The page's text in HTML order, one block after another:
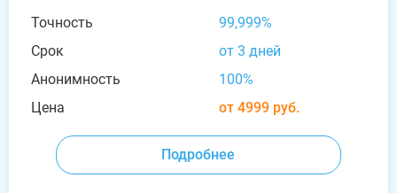
Точность
99,999%
Срок
от 3 дней
Анонимность
100%
Цена
от 4999 руб.
Подробнее